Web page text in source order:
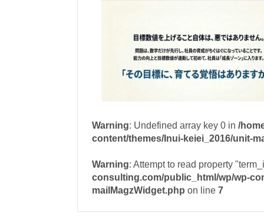
Warning: Undefined array key 0 in /
content/themes/Inui-keiei_2016/unit-
Warning: Attempt to read property
consulting.com/public_html/wp/wp-
mailMagzWidget.php on line 7